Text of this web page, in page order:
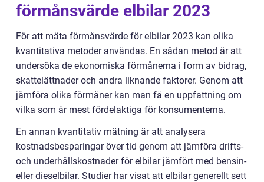
förmånsvärde elbilar 2023
För att mäta förmånsvärde för elbilar 2023 kan olika
kvantitativa metoder användas. En sådan metod är att
undersöka de ekonomiska förmånerna i form av bidrag,
skattelättnader och andra liknande faktorer. Genom att
jämföra olika förmåner kan man få en uppfattning om
vilka som är mest fördelaktiga för konsumenterna.
En annan kvantitativ mätning är att analysera
kostnadsbesparingar över tid genom att jämföra drifts-
och underhållskostnader för elbilar jämfört med bensin-
eller dieselbilar. Studier har visat att elbilar generellt sett